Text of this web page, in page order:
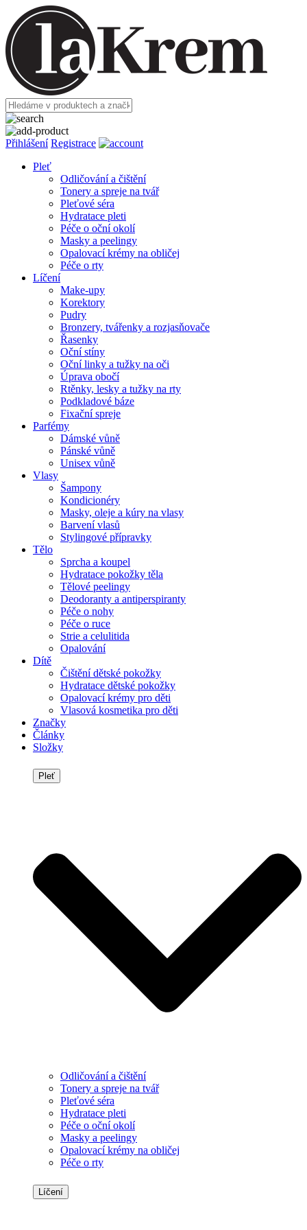
Přihlášení Registrace
Pleť
Odličování a čištění
Tonery a spreje na tvář
Pleťové séra
Hydratace pleti
Péče o oční okolí
Masky a peelingy
Opalovací krémy na obličej
Péče o rty
Líčení
Make-upy
Korektory
Pudry
Bronzery, tvářenky a rozjasňovače
Řasenky
Oční stíny
Oční linky a tužky na oči
Úprava obočí
Rtěnky, lesky a tužky na rty
Podkladové báze
Fixační spreje
Parfémy
Dámské vůně
Pánské vůně
Unisex vůně
Vlasy
Šampony
Kondicionéry
Masky, oleje a kúry na vlasy
Barvení vlasů
Stylingové přípravky
Tělo
Sprcha a koupel
Hydratace pokožky těla
Tělové peelingy
Deodoranty a antiperspiranty
Péče o nohy
Péče o ruce
Strie a celulitida
Opalování
Dítě
Čištění dětské pokožky
Hydratace dětské pokožky
Opalovací krémy pro děti
Vlasová kosmetika pro děti
Značky
Články
Složky
Pleť
Odličování a čištění
Tonery a spreje na tvář
Pleťové séra
Hydratace pleti
Péče o oční okolí
Masky a peelingy
Opalovací krémy na obličej
Péče o rty
Líčení